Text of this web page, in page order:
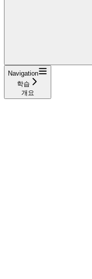
Navigation
학습
개요